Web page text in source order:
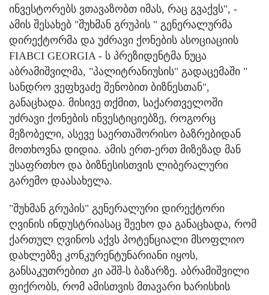
ინვესტორებს ვთავაზობთ იმას, რაც გვაქვს", -
ამის შესახებ "შუხმან გრუპის " გენერალურმა
დირექტორმა და უძრავი ქონების ასოციაციის
FIABCI GEORGIA - ს პრეზიდენტმა ნუცა
აბრამიშვილმა, "პალიტრანიუსის" გადაცემაში "
სანდრო ვეფხვაძე შენობით ბიზნესთან",
განაცხადა. მისივე თქმით, საქართველოში
უძრავი ქონების ინვესტიციებზე, როგორც
მეზობელი, ასევე საერთაშორისო ბაზრებიდან
მოთხოვნა დიდია. ამის ერთ-ერთ მიზეზად მან
უსაფრთხო და ბიზნესისთვის ლიბერალური
გარემო დაასახელა.
"შუხმან გრუპის" გენერალური დირექტორი
ღვინის ინდუსტრიასაც შეეხო და განაცხადა, რომ
ქართულ ღვინოს აქვს პოტენციალი მსოფლიო
დახლებზე კონკურენტუნარიანი იყოს,
განსაკუთრებით კი აშშ-ს ბაზარზე. აბრამიშვილი
ფიქრობს, რომ ამისთვის მთავარი ხარისხის